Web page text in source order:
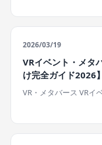
2026/03/19
VRイベント・メタ
け完全ガイド2026
VR・メタバース VRイ